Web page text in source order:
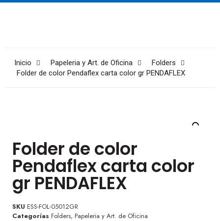
Inicio Papeleria y Art. de Oficina
Folders
Folder de color Pendaflex carta color gr PENDAFLEX
Folder de color
Pendaflex carta color
gr PENDAFLEX
SKU ESS-FOL-05012GR
Categorías Folders, Papeleria y Art. de Oficina